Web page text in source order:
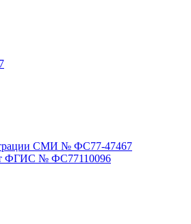
СМИ № ФС77-47467
ФГИС № ФС77110096